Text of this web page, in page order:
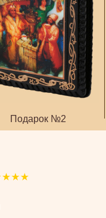
Подарок №2